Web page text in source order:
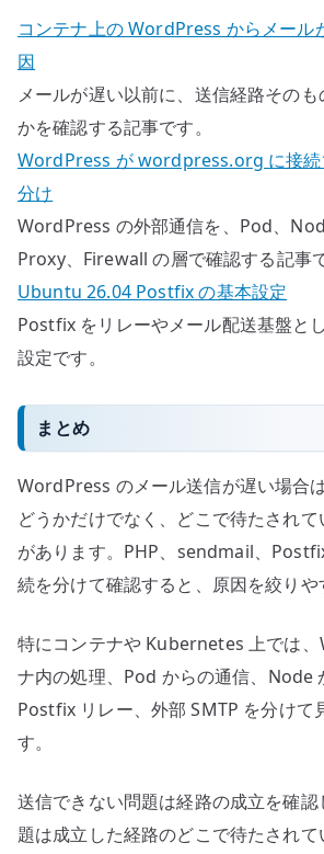
コンテナ上の WordPress からメール
因
メールが遅い以前に、送信経路その
かを確認する記事です。
WordPress が wordpress.org に接続
分け
WordPress の外部通信を、Pod、
Proxy、Firewall の層で確認する記事で
Ubuntu 26.04 Postfix の基本設定
Postfix をリレーやメール配送基盤と
設定です。
まとめ
WordPress のメール送信が遅い場合
どうかだけでなく、どこで待たされ
があります。PHP、sendmail、
続を分けて確認すると、原因を絞りや
特にコンテナや Kubernetes 上では
ナ内の処理、Pod からの通信、Node
Postfix リレー、外部 SMTP を分けて
す。
送信できない問題は経路の成立を確
題は成立した経路のどこで待たされて